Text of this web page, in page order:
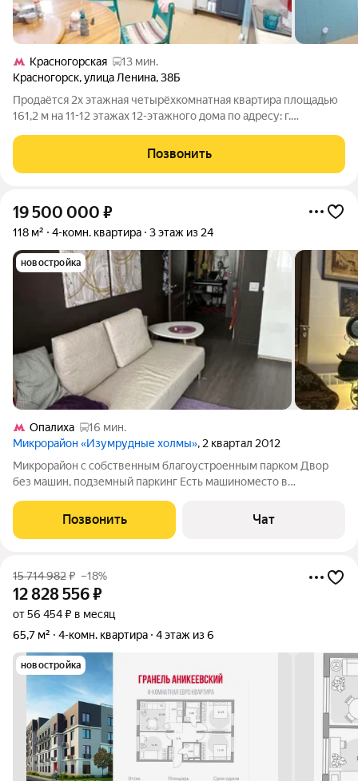
Красногорская
13 мин.
Красногорск,улица Ленина,38Б
Продаётся 2х этажная четырёхкомнатная квартира площадью
161,2 м на 11-12 этажах 12-этажного дома по адресу: г.
квартира идеально подойдёт для большой семьи, которая
ценит комфорт и уют. Дом
Позвонить
19 500 000 ₽
118 м² 4-комн. квартира 3 этаж из 24
новостройка
Опалиха
16 мин.
Микрорайон «Изумрудные холмы», 2 квартал 2012
Микрорайон с собственным благоустроенным парком Двор
без машин, подземный паркинг Есть машиноместо в
без изысков Жить можно сразу, но возможно сделать и
ремонт, и перепланировку вплоть до
Позвонить Чат
15 714 982₽ –18%
12 828 556₽
от 56 454 ₽ в месяц
65,7 м²
4-комн. квартира 4 этаж из 6
новостройка